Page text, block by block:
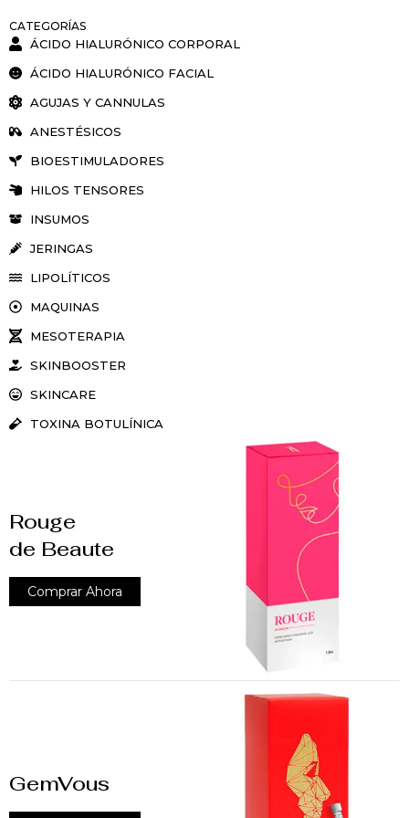
CATEGORÍAS
ÁCIDO HIALURÓNICO CORPORAL
ÁCIDO HIALURÓNICO FACIAL
AGUJAS Y CANNULAS
ANESTÉSICOS
BIOESTIMULADORES
HILOS TENSORES
INSUMOS
JERINGAS
LIPOLÍTICOS
MAQUINAS
MESOTERAPIA
SKINBOOSTER
SKINCARE
TOXINA BOTULÍNICA
Rouge
de Beaute
Comprar Ahora
GemVous